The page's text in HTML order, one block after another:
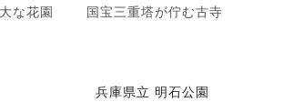
な花園 国宝三重塔が佇む古寺
兵庫県立 明石公園